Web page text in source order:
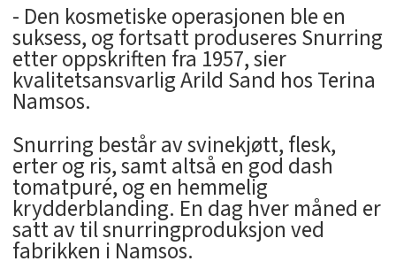
- Den kosmetiske operasjonen ble en
suksess, og fortsatt produseres Snurring
etter oppskriften fra 1957, sier
kvalitetsansvarlig Arild Sand hos Terina
Namsos.
Snurring består av svinekjøtt, flesk,
erter og ris, samt altså en god dash
tomatpuré, og en hemmelig
krydderblanding. En dag hver måned er
satt av til snurringproduksjon ved
fabrikken i Namsos.